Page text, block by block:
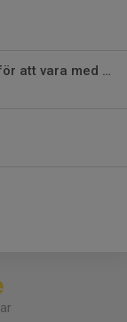
Spelrätter 2026, dags att teckna för att vara med från start